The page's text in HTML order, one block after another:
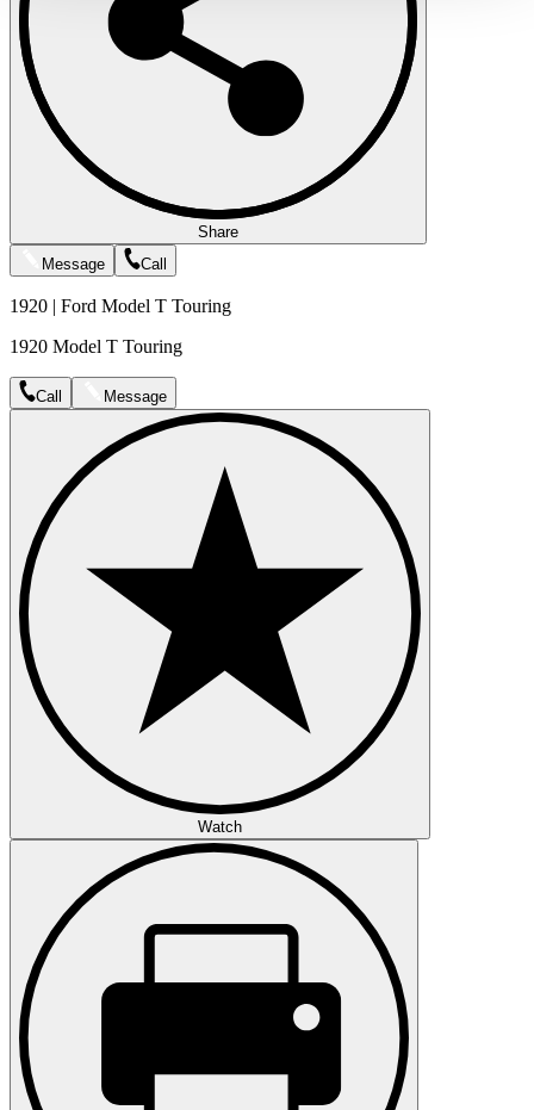
gesammelt haben.Datenschutzerklärung
Share
Message
Call
1920 | Ford Model T Touring
1920 Model T Touring
Call Message
Watch